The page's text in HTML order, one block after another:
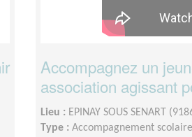
Accompagnez un
association agissant
Lieu : EPINAY SOUS SENART
Type : Accompagnement scolaire